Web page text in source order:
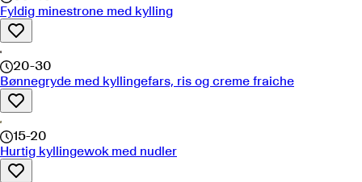
Fyldig minestrone med kylling
20-30
Bønnegryde med kyllingefars, ris og creme fraiche
15-20
Hurtig kyllingewok med nudler